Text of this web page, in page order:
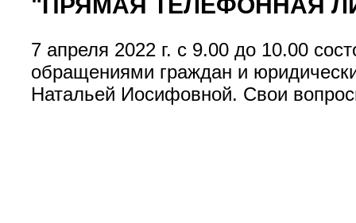
7 апреля 2022 г. с 9.00 до 10.00
обращениями граждан и
Натальей Иосифовной. Свои